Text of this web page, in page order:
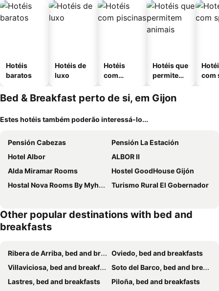
Hotéis
baratos
Hotéis de
luxo
Hotéis
com
Hotéis que
permitem
com
Bed & Breakfast perto de si, em Gijon
Estes hotéis também poderão interessá-lo...
Pensión Cabezas
Pensión La Estación
Hotel Albor
ALBOR II
Alda Miramar Rooms
Hostel GoodHouse Gijón
Hostal Nova Rooms By Myhousespain
Turismo Rural El Gobernador
Other popular destinations with bed and
breakfasts
Ribera de Arriba, bed and breakfasts
Oviedo, bed and breakfasts
Villaviciosa, bed and breakfasts
Soto del Barco, bed and breakfasts
Lastres, bed and breakfasts
Piloña, bed and breakfasts